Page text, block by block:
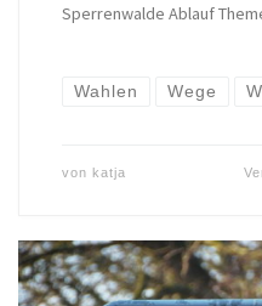
Sperrenwalde Ablauf
Wahlen Wege
von katja